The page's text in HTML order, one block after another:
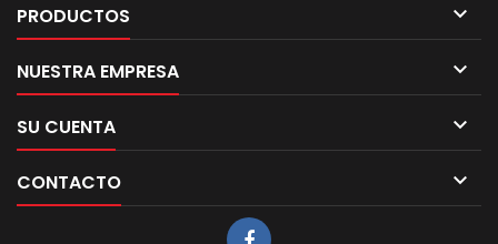
PRODUCTOS 
NUESTRA EMPRESA 
SU CUENTA 
CONTACTO 